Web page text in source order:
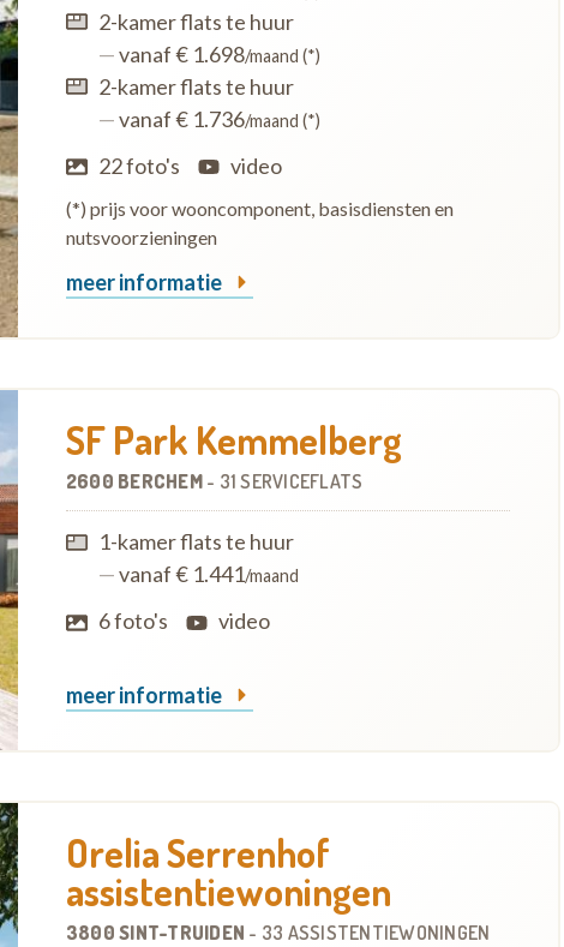
2-kamer flats te huur
—vanaf € 1.698/maand (*)
2-kamer flats te huur
—vanaf € 1.736/maand (*)
22 foto's video
(*) prijs voor wooncomponent, basisdiensten en
nutsvoorzieningen
meer informatie
SF Park Kemmelberg
2600 BERCHEM - 31 SERVICEFLATS
1-kamer flats te huur
—vanaf € 1.441/maand
6 foto's video
meer informatie
Orelia Serrenhof
assistentiewoningen
3800 SINT-TRUIDEN - 33 ASSISTENTIEWONINGEN